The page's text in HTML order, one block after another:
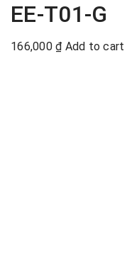
EE-T01-G
166,000 ₫ Add to cart